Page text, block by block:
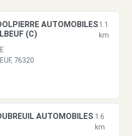
AUTOMOBILES
(C)
1.1
km
76320
AUTOMOBILES 1.6
km